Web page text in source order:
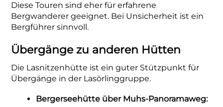
Diese Touren sind eher für erfahrene
Bergwanderer geeignet. Bei Unsicherheit ist ein
Bergführer sinnvoll.
Übergänge zu anderen Hütten
Die Lasnitzenhütte ist ein guter Stützpunkt für
Übergänge in der Lasörlinggruppe.
Bergerseehütte über Muhs-Panoramaweg: